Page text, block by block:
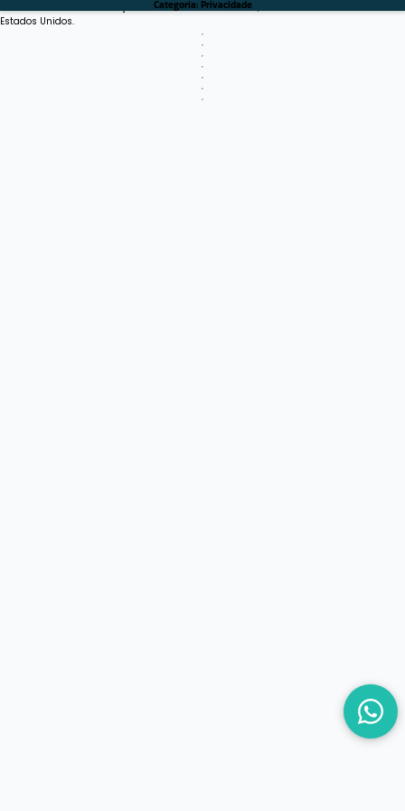
É um software como serviço com servidores na nuvem, encontrado na Amazon
Estados Unidos.
Categoria: Privacidade